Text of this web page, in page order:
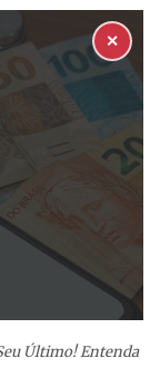
✕
Último! Entenda